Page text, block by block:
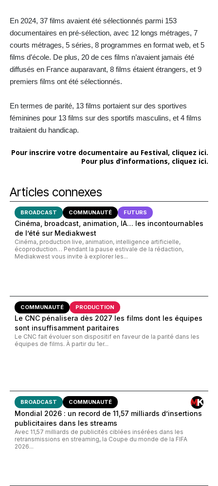
En 2024, 37 films avaient été sélectionnés parmi 153
documentaires en pré-sélection, avec 12 longs métrages, 7
courts métrages, 5 séries, 8 programmes en format web, et 5
films d’école. De plus, 20 de ces films n’avaient jamais été
diffusés en France auparavant, 8 films étaient étrangers, et 9
premiers films ont été sélectionnés.
En termes de parité, 13 films portaient sur des sportives
féminines pour 13 films sur des sportifs masculins, et 4 films
traitaient du handicap.
Pour inscrire votre documentaire au Festival, cliquez ici.
Pour plus d’informations, cliquez ici.
Articles connexes
BROADCAST COMMUNAUTÉ FUTURS
Cinéma, broadcast, animation, IA… les incontournables
de l’été sur Mediakwest
Cinéma, production live, animation, intelligence artificielle,
écoproduction… Pendant la pause estivale de la rédaction,
Mediakwest vous invite à explorer les...
COMMUNAUTÉ PRODUCTION
Le CNC pénalisera dès 2027 les films dont les équipes
sont insuffisamment paritaires
Le CNC fait évoluer son dispositif en faveur de la parité dans les
équipes de films. À partir du 1er...
BROADCAST COMMUNAUTÉ
Mondial 2026 : un record de 11,57 milliards d’insertions
publicitaires dans les streams
Avec 11,57 milliards de publicités ciblées insérées dans les
retransmissions en streaming, la Coupe du monde de la FIFA
2026...